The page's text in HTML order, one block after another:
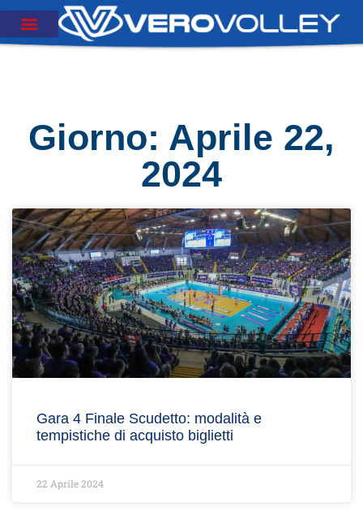
Giorno: Aprile 22,
2024
Gara 4 Finale Scudetto: modalità e
tempistiche di acquisto biglietti
22 Aprile 2024